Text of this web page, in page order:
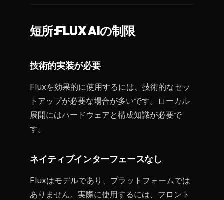
短所:FLUX AIの制限
技術的実装が必要
Fluxを効果的に使用するには、技術的なセッ
トアップが必要な場合が多いです。ローカル
展開にはハードウェアと構成知識が必要で
す。
ネイティブインターフェースなし
Fluxはモデルであり、プラットフォームでは
ありません。実際に使用するには、フロント